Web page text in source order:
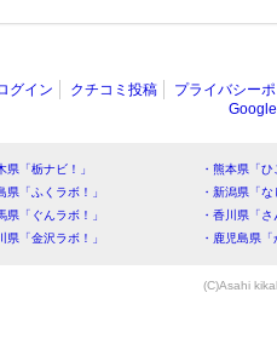
グイン クチコミ投稿
プライバシー
県「栃ナビ！」
・熊本県「
県「ふくラボ！」
・新潟県「
県「ぐんラボ！」
・香川県「
県「金沢ラボ！」
・鹿児島県
(C)Asahi